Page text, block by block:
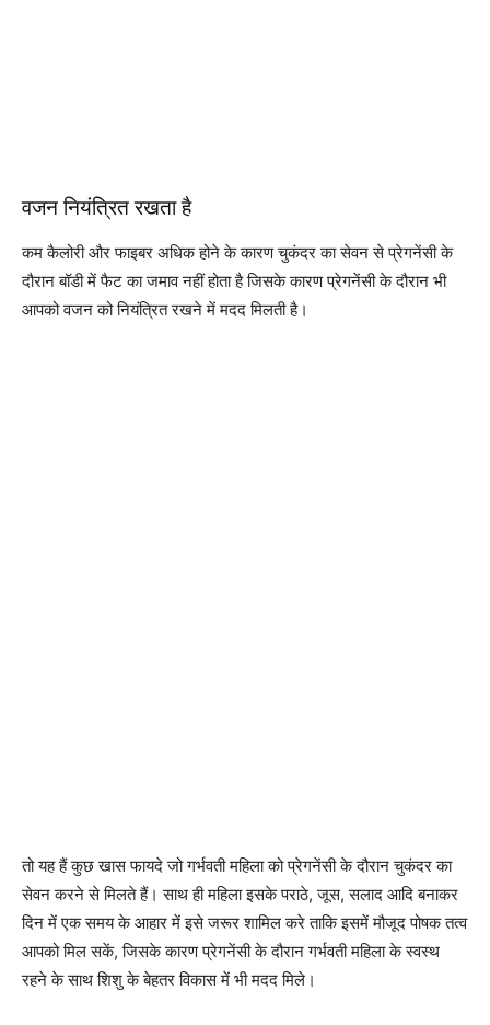
वजन नियंत्रित रखता है
कम कैलोरी और फाइबर अधिक होने के कारण चुकंदर का सेवन से प्रेगनेंसी के
दौरान बॉडी में फैट का जमाव नहीं होता है जिसके कारण प्रेगनेंसी के दौरान भी
आपको वजन को नियंत्रित रखने में मदद मिलती है।
तो यह हैं कुछ खास फायदे जो गर्भवती महिला को प्रेगनेंसी के दौरान चुकंदर का
सेवन करने से मिलते हैं। साथ ही महिला इसके पराठे, जूस, सलाद आदि बनाकर
दिन में एक समय के आहार में इसे जरूर शामिल करे ताकि इसमें मौजूद पोषक तत्व
आपको मिल सकें, जिसके कारण प्रेगनेंसी के दौरान गर्भवती महिला के स्वस्थ
रहने के साथ शिशु के बेहतर विकास में भी मदद मिले।